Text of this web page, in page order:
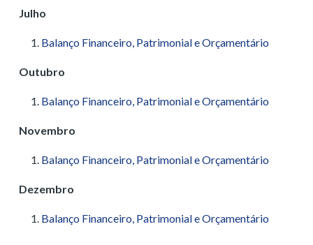
Julho
Balanço Financeiro, Patrimonial e Orçamentário
Outubro
Balanço Financeiro, Patrimonial e Orçamentário
Novembro
Balanço Financeiro, Patrimonial e Orçamentário
Dezembro
Balanço Financeiro, Patrimonial e Orçamentário